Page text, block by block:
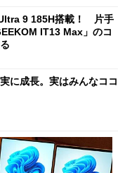
9 185H搭載！ 片手
IT13 Max」のコ
に成長。実はみんなココ